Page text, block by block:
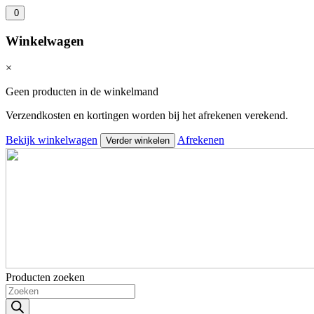
0
Winkelwagen
×
Geen producten in de winkelmand
Verzendkosten en kortingen worden bij het afrekenen verekend.
Bekijk winkelwagen Verder winkelen Afrekenen
Producten zoeken